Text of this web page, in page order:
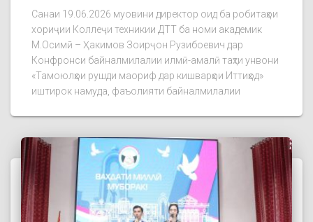
Санаи 19.06.2026 муовини директор оид ба робитаҳои
хориҷии Коллеҷи техникии ДТТ ба номи академик
М.Осимӣ – Ҳакимов Зоирҷон Рузибоевич дар
Конфронси байналмилалии илмӣ-амалӣ таҳти унвони
«Тамоюлҳои рушди маориф дар кишварҳои Иттиҳод»
иштирок намуда, фаъолияти байналмилалии